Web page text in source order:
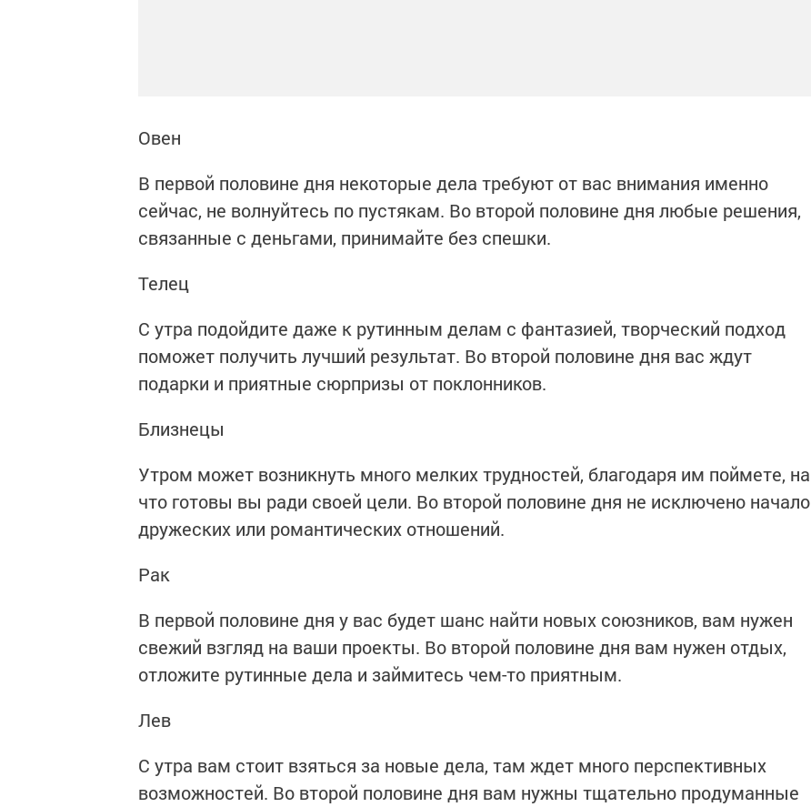
Овен
В первой половине дня некоторые дела требуют от вас внимания именно
сейчас, не волнуйтесь по пустякам. Во второй половине дня любые решения,
связанные с деньгами, принимайте без спешки.
Телец
С утра подойдите даже к рутинным делам с фантазией, творческий подход
поможет получить лучший результат. Во второй половине дня вас ждут
подарки и приятные сюрпризы от поклонников.
Близнецы
Утром может возникнуть много мелких трудностей, благодаря им поймете, на
что готовы вы ради своей цели. Во второй половине дня не исключено начало
дружеских или романтических отношений.
Рак
В первой половине дня у вас будет шанс найти новых союзников, вам нужен
свежий взгляд на ваши проекты. Во второй половине дня вам нужен отдых,
отложите рутинные дела и займитесь чем-то приятным.
Лев
С утра вам стоит взяться за новые дела, там ждет много перспективных
возможностей. Во второй половине дня вам нужны тщательно продуманные